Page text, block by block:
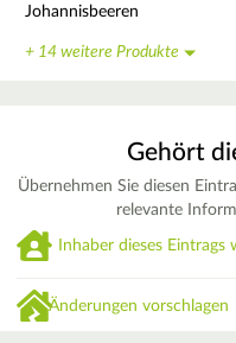
Johannisbeeren
+ 14 weitere Produkte
Gehört
Übernehmen Sie diesen
relevante
Inhaber dieses Eintrags
Änderungen vorschlagen